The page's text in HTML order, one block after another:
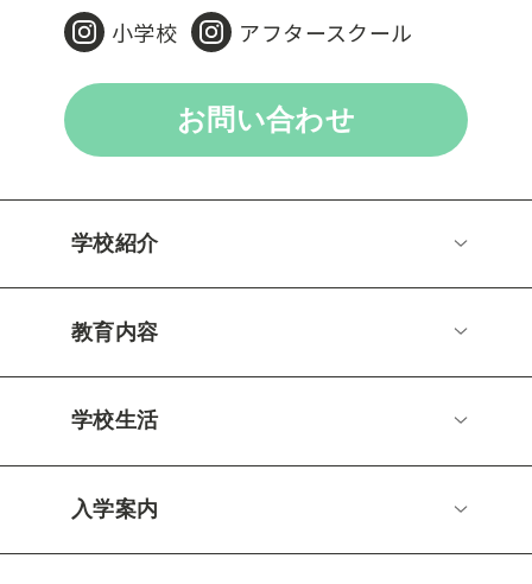
小学校 アフタースクール
お問い合わせ
学校紹介
教育内容
学校生活
入学案内